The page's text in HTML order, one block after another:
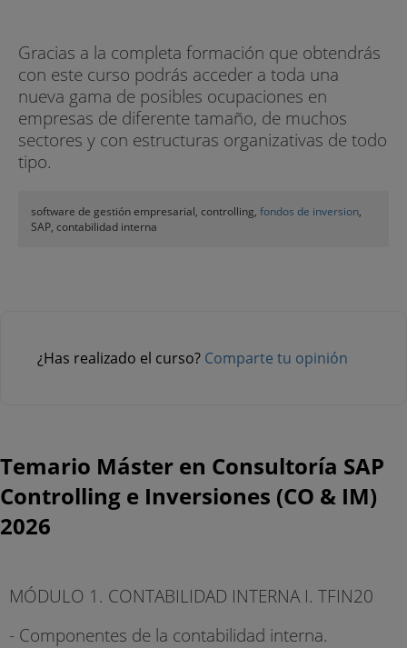
Gracias a la completa formación que obtendrás
con este curso podrás acceder a toda una
nueva gama de posibles ocupaciones en
empresas de diferente tamaño, de muchos
sectores y con estructuras organizativas de todo
tipo.
software de gestión empresarial, controlling, fondos de inversion,
SAP, contabilidad interna
¿Has realizado el curso? Comparte tu opinión
Temario Máster en Consultoría SAP
Controlling e Inversiones (CO & IM)
2026
MÓDULO 1. CONTABILIDAD INTERNA I. TFIN20
- Componentes de la contabilidad interna.